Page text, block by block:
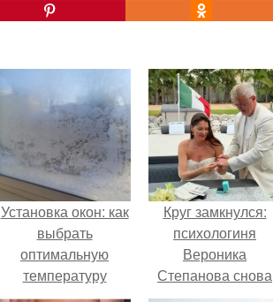
Установка окон: как
выбрать
оптимальную
температуру
Круг замкнулся:
психологиня
Вероника
Степанова снова
вышла замуж за